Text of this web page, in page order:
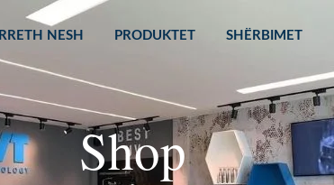
RRETH NESH PRODUKTET SHËRBIMET
Shop